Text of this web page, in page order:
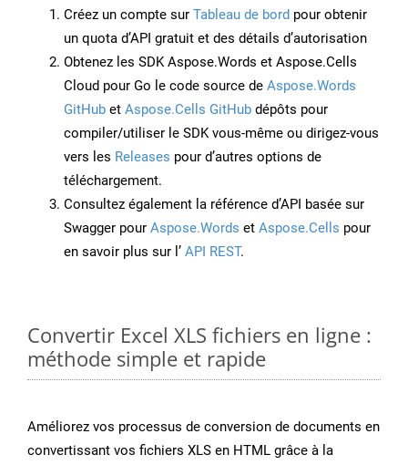
Créez un compte sur Tableau de bord pour obtenir
un quota d’API gratuit et des détails d’autorisation
Obtenez les SDK Aspose.Words et Aspose.Cells
Cloud pour Go le code source de Aspose.Words
GitHub et Aspose.Cells GitHub dépôts pour
compiler/utiliser le SDK vous-même ou dirigez-vous
vers les Releases pour d’autres options de
téléchargement.
Consultez également la référence d’API basée sur
Swagger pour Aspose.Words et Aspose.Cells pour
en savoir plus sur l’ API REST.
Convertir Excel XLS fichiers en ligne :
méthode simple et rapide
Améliorez vos processus de conversion de documents en
convertissant vos fichiers XLS en HTML grâce à la